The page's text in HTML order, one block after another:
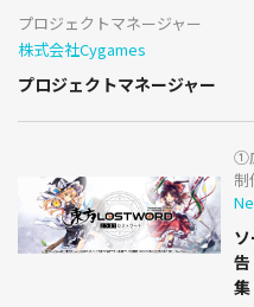
プロジェクトマネージャー
株式会社Cygames
プロジェクトマネージャー
①
集